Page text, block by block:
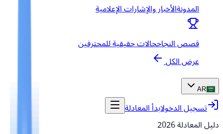
المدونةالأخبار والإشارات الإعلامية
قصص النجاححالات حقيقية للمحترفين
عرض الكل
AR
تسجيل الدخولابدأ المعادلة
دليل المعادلة2026